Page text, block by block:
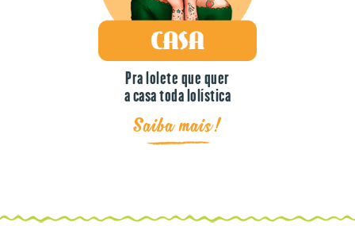
Pra lolete que quer
a casa toda lolística
Saiba mais!